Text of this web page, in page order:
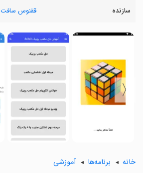
سازنده ققنوس سافت
〈
خانه برنامه‌ها آموزشی